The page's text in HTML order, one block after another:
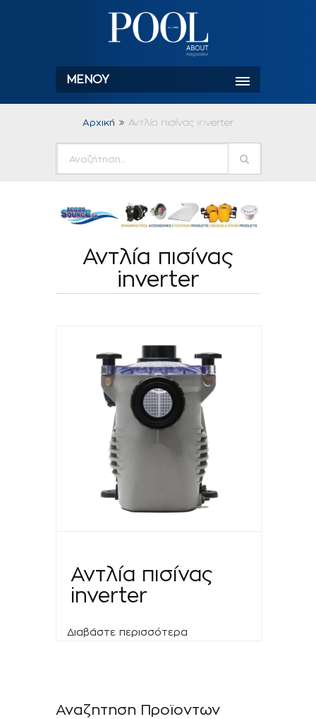
ΜΕΝΟΎ
Αρχική Αντλία πισίνας inverter
Αντλία πισίνας
inverter
Αντλία πισίνας
inverter
Διαβάστε περισσότερα
Αναζητηση Προϊοντων